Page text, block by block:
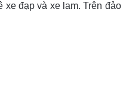
đạp và xe lam. Trên